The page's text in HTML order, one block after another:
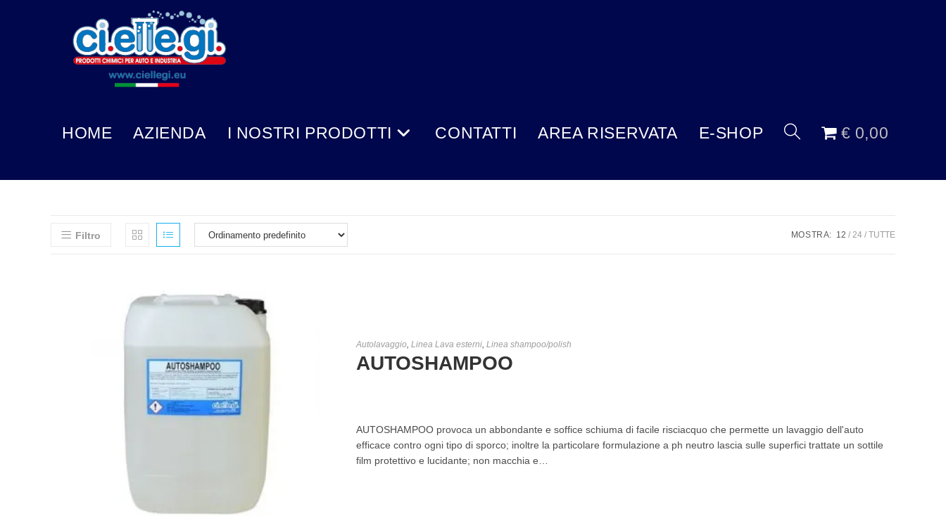
HOME AZIENDA I NOSTRI PRODOTTI CONTATTI AREA RISERVATA E-SHOP € 0,00
Filtro MOSTRA: 12 24 TUTTE
Autolavaggio, Linea Lava esterni, Linea shampoo/polish
AUTOSHAMPOO
AUTOSHAMPOO provoca un abbondante e soffice schiuma di facile risciacquo che permette un lavaggio dell'auto
efficace contro ogni tipo di sporco; inoltre la particolare formulazione a ph neutro lascia sulle superfici trattate un sottile
film protettivo e lucidante; non macchia e…